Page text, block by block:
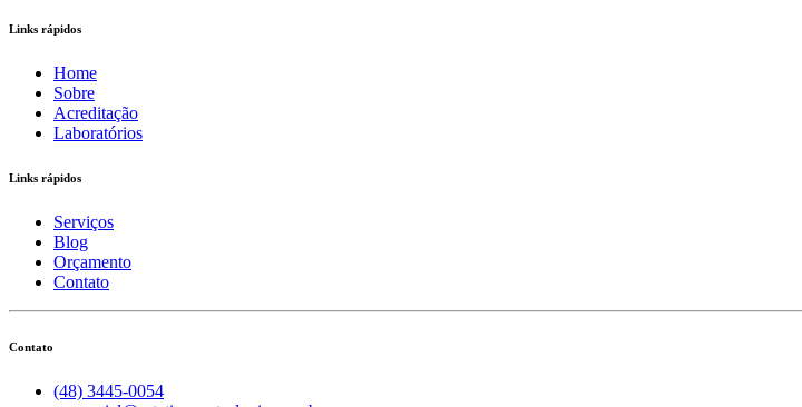
Links rápidos
Home
Sobre
Acreditação
Laboratórios
Links rápidos
Serviços
Blog
Orçamento
Contato
Contato
(48) 3445-0054